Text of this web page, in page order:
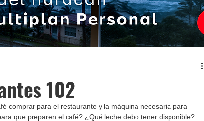
102
comprar para el restaurante y la máquina necesaria para
que preparen el café? ¿Qué leche debo tener disponible?